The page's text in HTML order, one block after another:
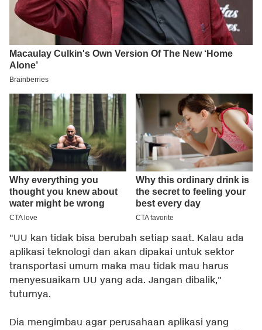
"UU kan tidak bisa berubah setiap saat. Kalau ada
aplikasi teknologi dan akan dipakai untuk sektor
transportasi umum maka mau tidak mau harus
menyesuaikam UU yang ada. Jangan dibalik,"
tuturnya.
Dia mengimbau agar perusahaan aplikasi yang